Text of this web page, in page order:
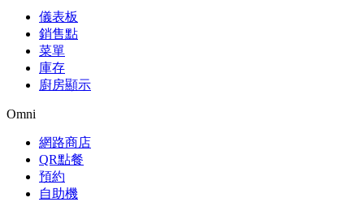
儀表板
銷售點
菜單
庫存
廚房顯示
Omni
網路商店
QR點餐
預約
自助機